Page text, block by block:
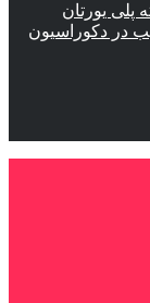
پلی یورتان
در دکوراسیون